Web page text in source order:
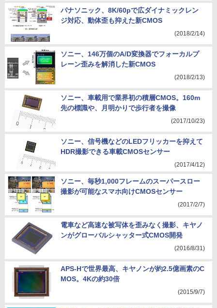
パナソニック、8K/60pで広ダイナミックレン
ジ対応、動体歪も抑えた新CMOS
(2018/2/14)
ソニー、146万個のA/D変換器でフォーカルプ
レーン歪みを解消した新CMOS
(2018/2/13)
ソニー、車載用で業界初の積層CMOS。160m
先の標識や、月明かりで歩行者を撮像
(2017/10/23)
ソニー、信号機などのLEDフリッカーを抑えて
HDR撮影できる車載CMOSセンサー
(2017/4/12)
ソニー、毎秒1,000フレームのスーパースロー
撮影が可能なスマホ向けCMOSセンサー
(2017/2/7)
電車など高速な被写体を歪みなく撮影、キヤノ
ンがグローバルシャッター式CMOS開発
(2016/8/31)
APS-Hで世界最高、キヤノンが約2.5億画素のC
MOS。4Kの約30倍
(2015/9/7)